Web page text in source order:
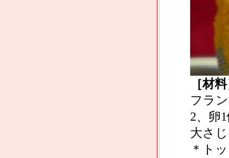
［材
フラ
2、卵
大さ
＊ト